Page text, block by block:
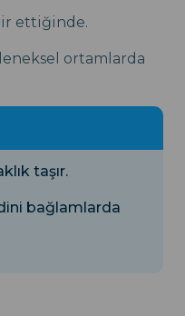
ettiğinde.
ortamlarda
taşır.
bağlamlarda